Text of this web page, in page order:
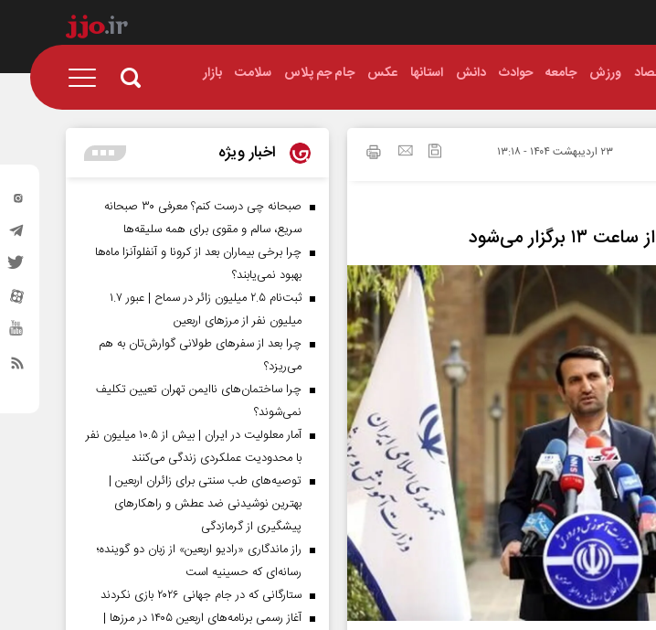
ورزش جامعه حوادث دانش استانها عکس جام جم پلاس سلامت بازار
۲۳ ارديبهشت ۱۴۰۴ - ۱۳:۱۸
می‌شود
اخبار ویژه
صبحانه چی درست کنم؟ معرفی ۳۰ صبحانه
سریع، سالم و مقوی برای همه سلیقه‌ها
چرا برخی بیماران بعد از کرونا و آنفلوآنزا ماه‌ها
بهبود نمی‌یابند؟
ثبت‌نام ۲.۵ میلیون زائر در سماح | عبور ۱.۷
میلیون نفر از مرز‌های اربعین
چرا بعد از سفرهای طولانی گوارش‌تان به هم
می‌ریزد؟
چرا ساختمان‌های ناایمن تهران تعیین تکلیف
نمی‌شوند؟
آمار معلولیت در ایران | بیش از ۱۰.۵ میلیون نفر
با محدودیت عملکردی زندگی می‌کنند
توصیه‌های طب سنتی برای زائران اربعین |
بهترین نوشیدنی ضد عطش و راهکارهای
پیشگیری از گرمازدگی
راز ماندگاری «رادیو اربعین» از زبان دو گوینده؛
رسانه‌ای که حسینیه است
ستارگانی که در جام جهانی ۲۰۲۶ بازی نکردند
آغاز رسمی برنامه‌های اربعین ۱۴۰۵ در مرز‌ها |